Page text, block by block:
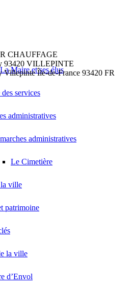
Maire et ses élus
services
administratives
administratives
Le Cimetière
la ville
patrimoine
la ville
d’Envol
CHAUFFAGE
93420 VILLEPINTE
Villepinte Île-de-France 93420 FR